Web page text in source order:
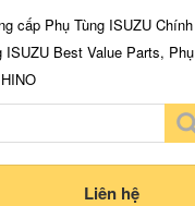
cấp Phụ Tùng ISUZU Chính
ISUZU Best Value Parts, Phụ
Liên hệ